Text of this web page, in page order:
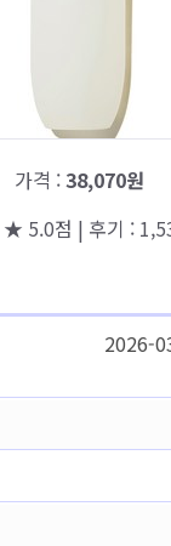
가격 :38,070원
★ 5.0점 | 후기 :
2026-